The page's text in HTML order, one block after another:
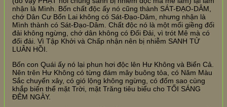
nhận là Mình. Bốn chất độc ấy nó cũng thành SÁT-ĐẠO-DÂM,
chớ Dân Cư Bổn Lai không có Sát-Đạo-Dâm, nhưng nhận là
Mình thành có Sát-Đạo-Dâm. Chất độc nó là một mối giềng đối
đải không ngừng, chớ dân không có Đối Đải, vì trót Mê mà có
đối đải. Vì Tập Khởi và Chấp nhận nên bị nhiễm SANH TỬ
LUÂN HỒI.
Bốn con Quái ấy nó lại phun hơi độc lên Hư Không và Biển Cả.
Nên trên Hư Không có từng đám mây buông tỏa, có Năm Màu
Sắc chuyển xây, có gió lộng không ngừng, có đốm sao cùng
khắp biến thể mặt Trời, mặt Trăng tiêu biểu cho TỐI SÁNG
ĐÊM NGÀY.